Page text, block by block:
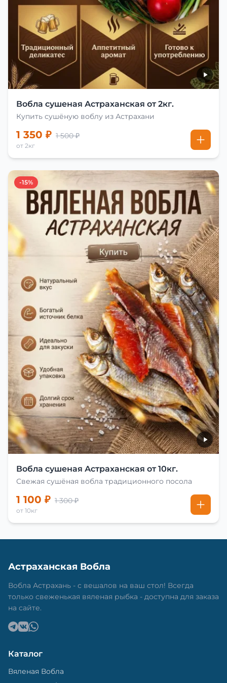
Вобла сушеная Астраханская от 2кг.
Купить сушёную воблу из Астрахани
1 350 ₽ 1 500 ₽
от 2кг
-15%
Вобла сушеная Астраханская от 10кг.
Свежая сушёная вобла традиционного посола
1 100 ₽ 1 300 ₽
от 10кг
Астраханская Вобла
Вобла Астрахань - с вешалов на ваш стол! Всегда
только свеженькая вяленая рыбка - доступна для заказа
на сайте.
Каталог
Вяленая Вобла